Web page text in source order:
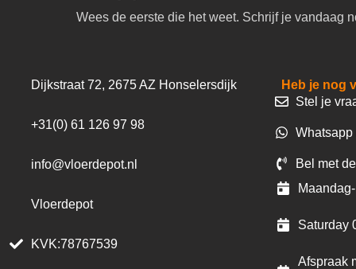
Wees de eerste die het weet. Schrijf je vandaag
Dijkstraat 72, 2675 AZ Honselersdijk
+31(0) 61 126 97 98
info@vloerdepot.nl
Vloerdepot
KVK:78767539
Heb je nog
Stel je
Bel met
Saturday
Afspraak